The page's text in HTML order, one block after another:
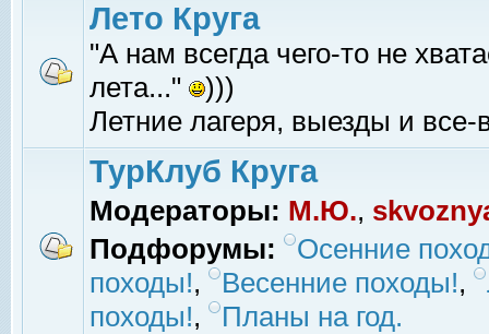
Лето Круга
"А нам всегда чего-то не
лета..."
)))
Летние лагеря, выезды и все-
ТурКлуб Круга
Модераторы: М.Ю.,
Подфорумы:
Осенние
походы!, Весенние походы!,
походы!, Планы на год.